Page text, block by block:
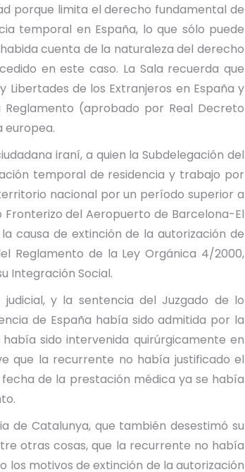
porque limita el derecho fundamental de
temporal en España, lo que sólo puede
cuenta de la naturaleza del derecho
en este caso. La Sala recuerda que
de los Extranjeros en España y
(aprobado por Real Decreto
europea.
iraní, a quien la Subdelegación del
temporal de residencia y trabajo por
nacional por un período superior a
del Aeropuerto de Barcelona-El
causa de extinción de la autorización de
Reglamento de la Ley Orgánica 4/2000,
Integración Social.
y la sentencia del Juzgado de lo
de España había sido admitida por la
sido intervenida quirúrgicamente en
que la recurrente no había justificado el
de la prestación médica ya se había
de Catalunya, que también desestimó su
otras cosas, que la recurrente no había
los motivos de extinción de la autorización